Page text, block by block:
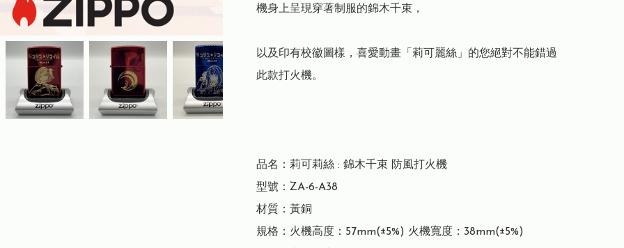
機身上呈現穿著制服的錦木千束，
以及印有校徽圖樣，喜愛動畫「莉可麗絲」的您絕對不能錯過
此款打火機。
品名：莉可莉絲 : 錦木千束 防風打火機
型號：ZA-6-A38
材質：黃銅
規格：火機高度：57mm(±5%) 火機寬度：38mm(±5%)